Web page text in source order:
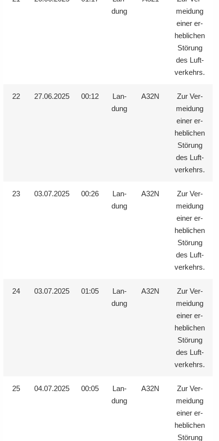
dung
mei­dung
einer er­
heb­li­chen
Stö­rung
des Luft­
ver­kehrs.
22 27.06.2025 00:12
Lan­
dung
A32N
Zur Ver­
mei­dung
einer er­
heb­li­chen
Stö­rung
des Luft­
ver­kehrs.
23 03.07.2025 00:26
Lan­
dung
A32N
Zur Ver­
mei­dung
einer er­
heb­li­chen
Stö­rung
des Luft­
ver­kehrs.
24 03.07.2025 01:05
Lan­
dung
A32N
Zur Ver­
mei­dung
einer er­
heb­li­chen
Stö­rung
des Luft­
ver­kehrs.
25 04.07.2025 00:05
Lan­
dung
A32N
Zur Ver­
mei­dung
einer er­
heb­li­chen
Stö­rung